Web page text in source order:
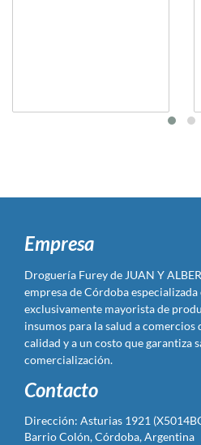
Empresa
Droguería Furey de JUAN Y
empresa de Córdoba
exclusivamente mayorista de
insumos para la salud a comercios
calidad y a un costo que garantiza
comercialización.
Contacto
Dirección: Asturias 1921
Barrio Colón, Córdoba, Argentina